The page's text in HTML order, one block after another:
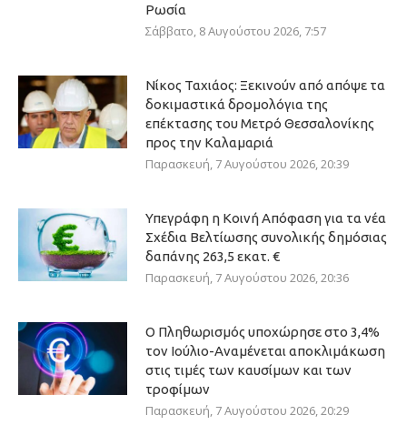
Ρωσία
Σάββατο, 8 Αυγούστου 2026, 7:57
Νίκος Ταχιάος: Ξεκινούν από απόψε τα
δοκιμαστικά δρομολόγια της
επέκτασης του Μετρό Θεσσαλονίκης
προς την Καλαμαριά
Παρασκευή, 7 Αυγούστου 2026, 20:39
Υπεγράφη η Κοινή Απόφαση για τα νέα
Σχέδια Βελτίωσης συνολικής δημόσιας
δαπάνης 263,5 εκατ. €
Παρασκευή, 7 Αυγούστου 2026, 20:36
Ο Πληθωρισμός υποχώρησε στο 3,4%
τον Ιούλιο-Αναμένεται αποκλιμάκωση
στις τιμές των καυσίμων και των
τροφίμων
Παρασκευή, 7 Αυγούστου 2026, 20:29